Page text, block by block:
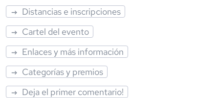
Distancias e inscripciones
Cartel del evento
Enlaces y más información
Categorías y premios
Deja el primer comentario!